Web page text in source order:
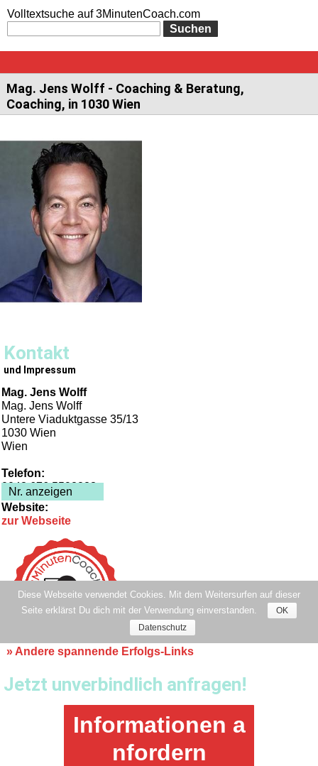
» Andere spannende Erfolgs-Links
Jetzt unverbindlich anfragen!
Informationen a
nfordern